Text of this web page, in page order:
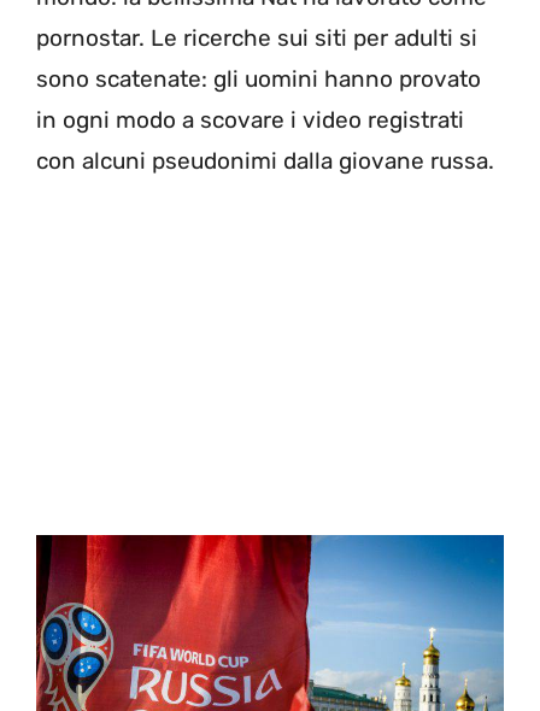
pornostar. Le ricerche sui siti per adulti si
sono scatenate: gli uomini hanno provato
in ogni modo a scovare i video registrati
con alcuni pseudonimi dalla giovane russa.